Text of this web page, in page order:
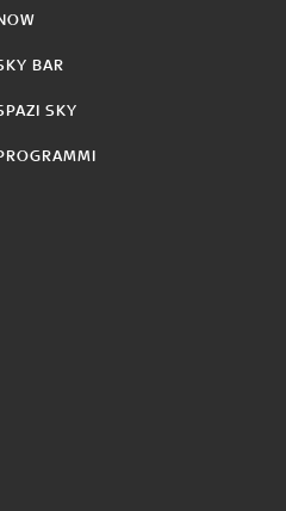
BAR
SKY